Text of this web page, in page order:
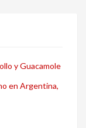
y Guacamole
en Argentina,